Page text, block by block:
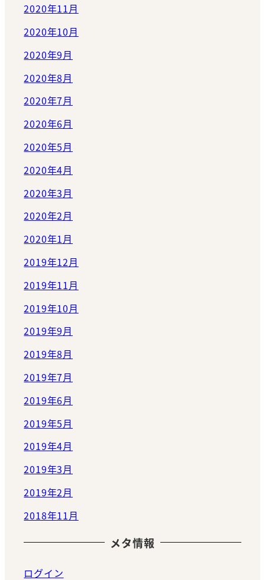
2020年11月
2020年10月
2020年9月
2020年8月
2020年7月
2020年6月
2020年5月
2020年4月
2020年3月
2020年2月
2020年1月
2019年12月
2019年11月
2019年10月
2019年9月
2019年8月
2019年7月
2019年6月
2019年5月
2019年4月
2019年3月
2019年2月
2018年11月
メタ情報
ログイン